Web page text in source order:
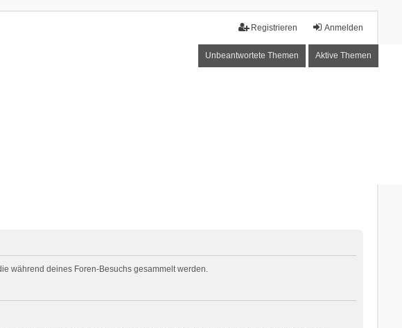
Anmelden
Registrieren
Unbeantwortete Themen Aktive Themen
während deines Foren-Besuchs gesammelt werden.